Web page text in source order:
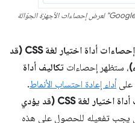
تفعيل إحصاءات أداة اختيار لغة CSS (قد
، ستظهر إحصاءات تكاليف أداة
على أداء إعادة احتساب الأنماط.
تفعيل إحصاءات أداة اختيار لغة CSS (قد يؤدي
يجب تفعيله للحصول على هذه